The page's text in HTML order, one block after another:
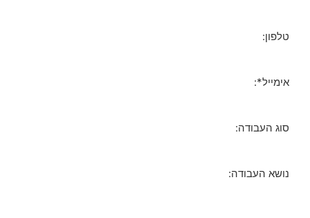
טלפון:
אימייל*:
סוג העבודה:
נושא העבודה: